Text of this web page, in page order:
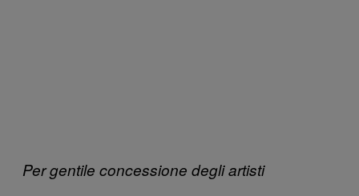
Per gentile concessione degli artisti